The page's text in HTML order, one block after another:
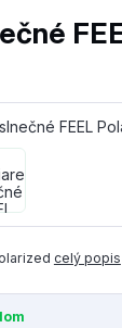
celý popis